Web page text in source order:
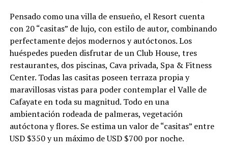
Pensado como una villa de ensueño, el Resort cuenta
con 20 “casitas” de lujo, con estilo de autor, combinando
perfectamente dejos modernos y autóctonos. Los
huéspedes pueden disfrutar de un Club House, tres
restaurantes, dos piscinas, Cava privada, Spa & Fitness
Center. Todas las casitas poseen terraza propia y
maravillosas vistas para poder contemplar el Valle de
Cafayate en toda su magnitud. Todo en una
ambientación rodeada de palmeras, vegetación
autóctona y flores. Se estima un valor de “casitas” entre
USD $350 y un máximo de USD $700 por noche.